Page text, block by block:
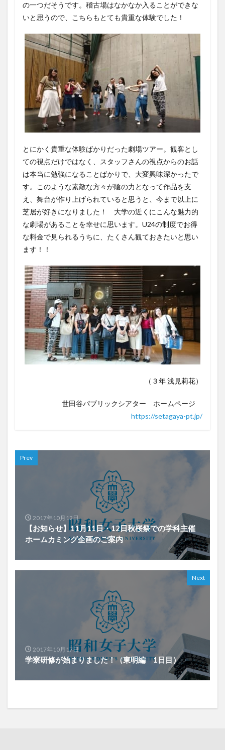
の一つだそうです。稽古場はなかなか入ることができな
いと思うので、こちらもとても貴重な体験でした！
とにかく貴重な体験ばかりだった劇場ツアー。観客とし
ての視点だけではなく、スタッフさんの視点からのお話
は本当に勉強になることばかりで、大変興味深かったで
す。このような素敵な方々が陰の力となって作品を支
え、舞台が作り上げられていると思うと、今まで以上に
芝居が好きになりました！ 大学の近くにこんな魅力的
な劇場があることを幸せに思います。U24の制度でお得
な料金で見られるうちに、たくさん観ておきたいと思い
ます！！
（３年 浅見莉花）
世田谷パブリックシアター ホームページ
https://setagaya-pt.jp/
Prev
2017年10月12日
【お知らせ】11月11日・12日秋桜祭での学科主催
ホームカミング企画のご案内
Next
2017年10月17日
学寮研修が始まりました！（東明編 1日目）